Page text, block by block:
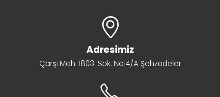
Adresimiz
Çarşı Mah. 1803. Sok. No14/A Şehzadeler